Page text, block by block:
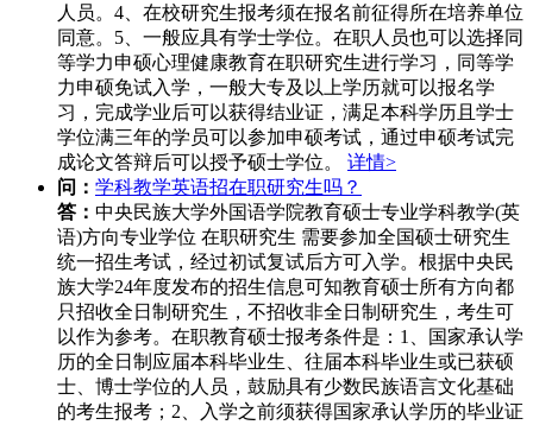
人员。4、在校研究生报考须在报名前征得所在培养单位
同意。5、一般应具有学士学位。在职人员也可以选择同
等学力申硕心理健康教育在职研究生进行学习，同等学
力申硕免试入学，一般大专及以上学历就可以报名学
习，完成学业后可以获得结业证，满足本科学历且学士
学位满三年的学员可以参加申硕考试，通过申硕考试完
成论文答辩后可以授予硕士学位。 详情>
问： 学科教学英语招在职研究生吗？
答： 中央民族大学外国语学院教育硕士专业学科教学(英
语)方向专业学位 在职研究生 需要参加全国硕士研究生
统一招生考试，经过初试复试后方可入学。根据中央民
族大学24年度发布的招生信息可知教育硕士所有方向都
只招收全日制研究生，不招收非全日制研究生，考生可
以作为参考。在职教育硕士报考条件是：1、国家承认学
历的全日制应届本科毕业生、往届本科毕业生或已获硕
士、博士学位的人员，鼓励具有少数民族语言文化基础
的考生报考；2、入学之前须获得国家承认学历的毕业证